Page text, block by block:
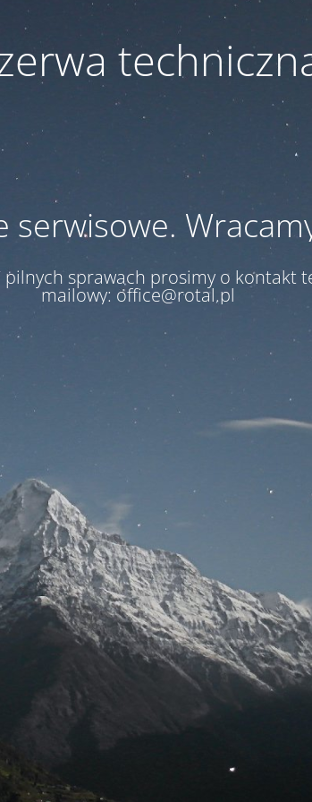
serwisowe.
sprawach prosimy o kontakt
mailowy: office@rotal.pl